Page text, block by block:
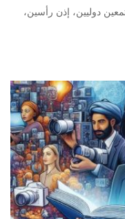
دوليين، إذن رأسين،